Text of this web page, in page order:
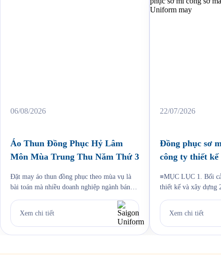
06/08/2026
Áo Thun Đồng Phục Hỷ Lâm
Môn Mùa Trung Thu Năm Thứ 3
Đặt may áo thun đồng phục theo mùa vụ là
bài toán mà nhiều doanh nghiệp ngành bánh
vậy. Cứ đến hẹn lại lên, mỗi năm khi mùa
bánh Trung Thu về, Hỷ Lâm Môn lại cùng
Saigon Uniform chuẩn bị một bộ đồng phục
Xem chi tiết
22/07/2026
Đồng phục sơ
công ty thiết
≡MỤC LỤC 1. Bối
thiết kế và xây dựng
Jama 4. Đường may
6. Câu hỏi thường
Xem chi tiết